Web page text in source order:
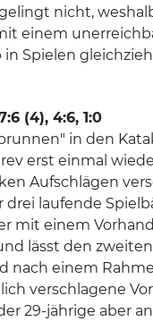
nicht,
einem
Spielen
(4), 4:6, 1:0
in den
erst einmal
Aufschlägen
laufende
mit einem
lässt den
nach einem
verschlagene
29-jährige aber